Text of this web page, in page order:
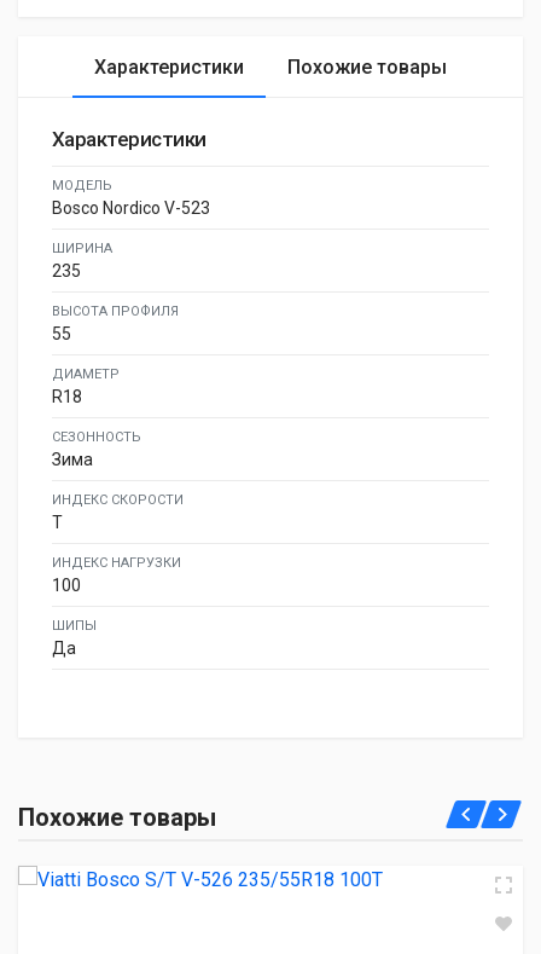
Характеристики Похожие товары
Характеристики
МОДЕЛЬ
Bosco Nordico V-523
ШИРИНА
235
ВЫСОТА ПРОФИЛЯ
55
ДИАМЕТР
R18
СЕЗОННОСТЬ
Зима
ИНДЕКС СКОРОСТИ
T
ИНДЕКС НАГРУЗКИ
100
ШИПЫ
Да
Похожие товары